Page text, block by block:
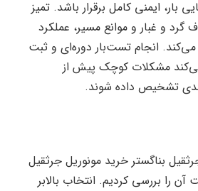
بار، ایمنی کامل برقرار باشد. تمیز
و غبار و موانع مسیر، عملکرد
انجام تست‌بار دوره‌ای و ثبت
مشکلات کوچک پیش از
تشخیص داده شوند.
بناگستر خرید مونوریل جرثقیل
را بررسی کردیم. انتخاب بالابر